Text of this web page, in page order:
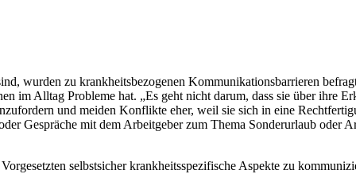
wurden zu krankheitsbezogenen Kommunikationsbarrieren
im Alltag Probleme hat. „Es geht nicht darum, dass sie über ihre
und meiden Konflikte eher, weil sie sich in eine
Gespräche mit dem Arbeitgeber zum Thema Sonderurlaub oder
selbstsicher krankheitsspezifische Aspekte zu